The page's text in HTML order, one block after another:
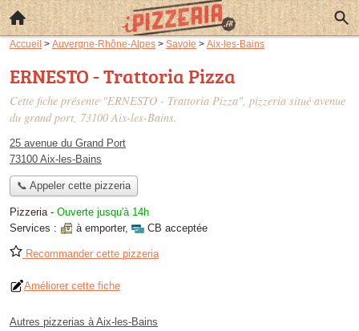
Accueil > Auvergne-Rhône-Alpes > Savoie > Aix-les-Bains
ERNESTO - Trattoria Pizza
Cette fiche présente "ERNESTO - Trattoria Pizza", pizzeria situé avenue
du grand port, 73100 Aix-les-Bains.
25 avenue du Grand Port
73100 Aix-les-Bains
📞 Appeler cette pizzeria
Pizzeria- Ouverte jusqu'à 14h
Services :
à emporter, CB acceptée
Recommander cette pizzeria
Améliorer cette fiche
Autres pizzerias à Aix-les-Bains